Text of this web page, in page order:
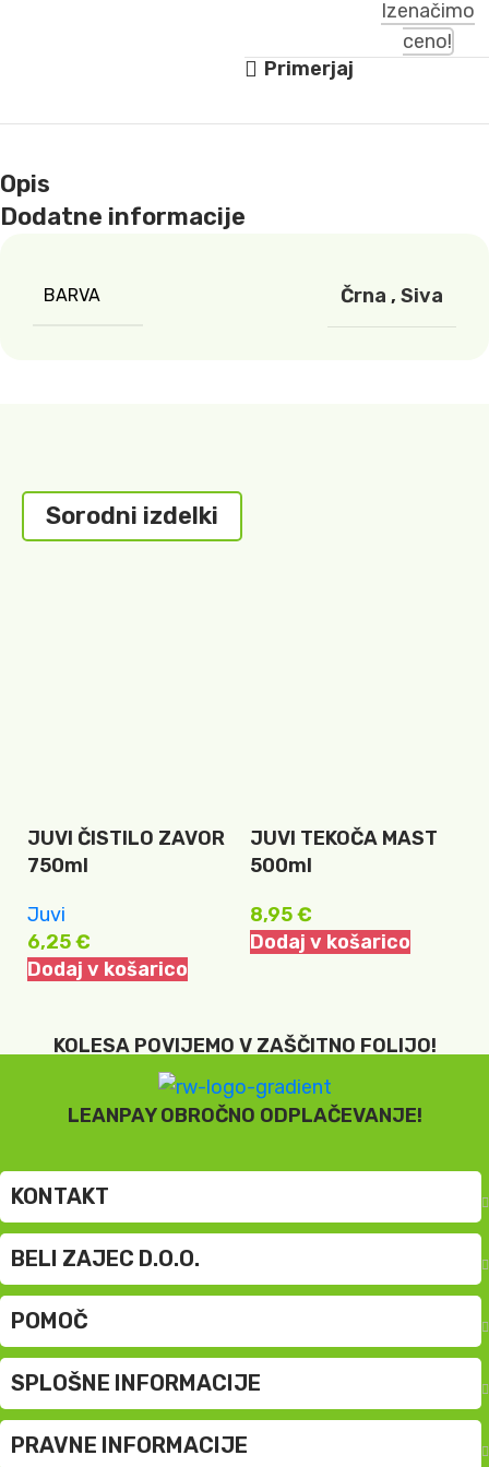
Izenačimo
ceno!
Primerjaj
Opis
Dodatne informacije
BARVA Črna , Siva
Sorodni izdelki
JUVI ČISTILO ZAVOR
750ml
Juvi
6,25€
Dodaj v košarico
JUVI TEKOČA MAST
500ml
8,95€
Dodaj v košarico
KOLESA POVIJEMO V ZAŠČITNO FOLIJO!
LEANPAY OBROČNO ODPLAČEVANJE!
KONTAKT
BELI ZAJEC D.O.O.
POMOČ
SPLOŠNE INFORMACIJE
PRAVNE INFORMACIJE